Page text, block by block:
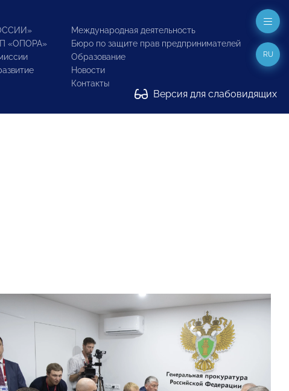
«ОПОРА»
Международная деятельность
Бюро по защите прав предпринимателей
Образование
Новости
Контакты
Версия для слабовидящих
RU